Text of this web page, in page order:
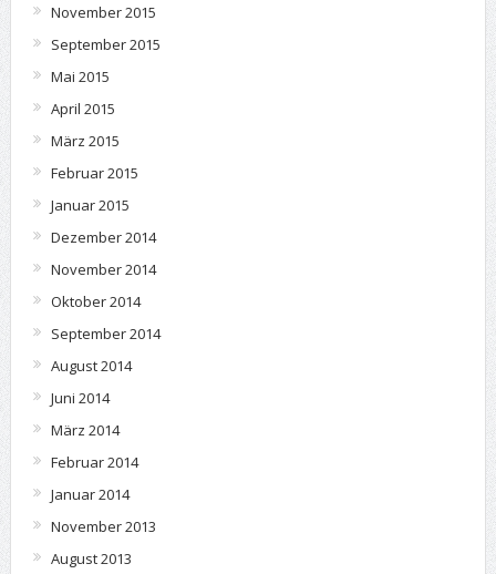
November 2015
September 2015
Mai 2015
April 2015
März 2015
Februar 2015
Januar 2015
Dezember 2014
November 2014
Oktober 2014
September 2014
August 2014
Juni 2014
März 2014
Februar 2014
Januar 2014
November 2013
August 2013